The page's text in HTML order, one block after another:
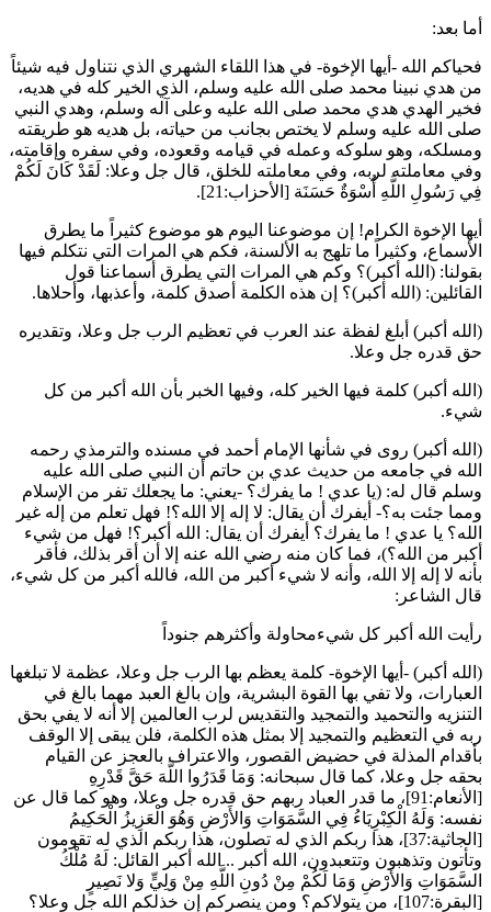
أما بعد:
فحياكم الله -أيها الإخوة- في هذا اللقاء الشهري الذي نتناول فيه شيئاً
من هدي نبينا محمد صلى الله عليه وسلم، الذي الخير كله في هديه،
فخير الهدي هدي محمد صلى الله عليه وعلى آله وسلم، وهدي النبي
صلى الله عليه وسلم لا يختص بجانب من حياته، بل هديه هو طريقته
ومسلكه، وهو سلوكه وعمله في قيامه وقعوده، وفي سفره وإقامته،
وفي معاملته لربه، وفي معاملته للخلق، قال جل وعلا: لَقَدْ كَانَ لَكُمْ
فِي رَسُولِ اللَّهِ أُسْوَةٌ حَسَنَة [الأحزاب:21].
أيها الإخوة الكرام! إن موضوعنا اليوم هو موضوع كثيراً ما يطرق
الأسماع، وكثيراً ما تلهج به الألسنة، فكم هي المرات التي نتكلم فيها
بقولنا: (الله أكبر)؟ وكم هي المرات التي يطرق أسماعنا قول
القائلين: (الله أكبر)؟ إن هذه الكلمة أصدق كلمة، وأعذبها، وأحلاها.
(الله أكبر) أبلغ لفظة عند العرب في تعظيم الرب جل وعلا، وتقديره
حق قدره جل وعلا.
(الله أكبر) كلمة فيها الخير كله، وفيها الخبر بأن الله أكبر من كل
شيء.
(الله أكبر) روى في شأنها الإمام أحمد في مسنده و الترمذي رحمه
الله في جامعه من حديث عدي بن حاتم
أن النبي صلى الله عليه
وسلم قال له: (يا عدي ! ما يفرك؟ -يعني: ما يجعلك تفر من الإسلام
ومما جئت به؟- أيفرك أن يقال: لا إله إلا الله؟! فهل تعلم من إله غير
الله؟ يا عدي ! ما يفرك؟ أيفرك أن يقال: الله أكبر؟! فهل من شيء
أكبر من الله؟)، فما كان منه رضي الله عنه إلا أن أقر بذلك، فأقر
بأنه لا إله إلا الله، وأنه لا شيء أكبر من الله، فالله أكبر من كل شيء،
قال الشاعر:
رأيت الله أكبر كل شيءمحاولة وأكثرهم جنوداً
(الله أكبر) -أيها الإخوة- كلمة يعظم بها الرب جل وعلا، عظمة لا تبلغها
العبارات، ولا تفي بها القوة البشرية، وإن بالغ العبد مهما بالغ في
التنزيه والتحميد والتمجيد والتقديس لرب العالمين إلا أنه لا يفي بحق
ربه في التعظيم والتمجيد إلا بمثل هذه الكلمة، فلن يبقى إلا الوقف
بأقدام المذلة في حضيض القصور، والاعتراف بالعجز عن القيام
بحقه جل وعلا، كما قال سبحانه: وَمَا قَدَرُوا اللَّهَ حَقَّ قَدْرِهِ
[الأنعام:91]، ما قدر العباد ربهم حق قدره جل وعلا، وهو كما قال عن
نفسه: وَلَهُ الْكِبْرِيَاءُ فِي السَّمَوَاتِ وَالأَرْضِ وَهُوَ الْعَزِيزُ الْحَكِيمُ
[الجاثية:37]، هذا ربكم الذي له تصلون، هذا ربكم الذي له تقومون
وتأتون وتذهبون وتتعبدون، الله أكبر .. الله أكبر القائل: لَهُ مُلْكُ
السَّمَوَاتِ وَالأَرْضِ وَمَا لَكُمْ مِنْ دُونِ اللَّهِ مِنْ وَلِيٍّ وَلا نَصِيرٍ
[البقرة:107]، من يتولاكم؟ ومن ينصركم إن خذلكم الله جل وعلا؟